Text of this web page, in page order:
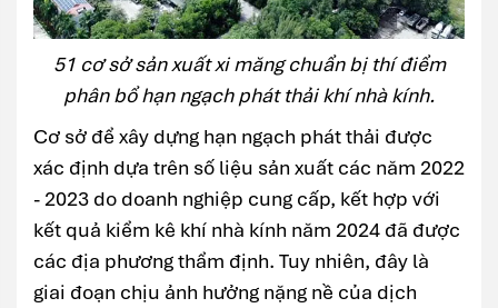
51 cơ sở sản xuất xi măng chuẩn bị thí điểm
phân bổ hạn ngạch phát thải khí nhà kính.
Cơ sở để xây dựng hạn ngạch phát thải được
xác định dựa trên số liệu sản xuất các năm 2022
- 2023 do doanh nghiệp cung cấp, kết hợp với
kết quả kiểm kê khí nhà kính năm 2024 đã được
các địa phương thẩm định. Tuy nhiên, đây là
giai đoạn chịu ảnh hưởng nặng nề của dịch